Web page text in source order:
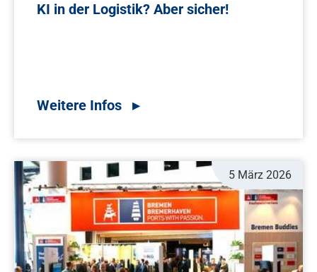
KI in der Logistik? Aber sicher!
5 März 2026